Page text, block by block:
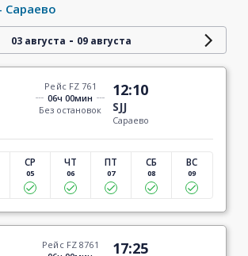
Сараево
03 августа - 09 августа
Рейс FZ 761
06ч 00мин
Без остановок
12:10
SJJ
Сараево
СР
05
ЧТ
06
ПТ
07
СБ
08
ВС
09
Рейс FZ 8761
17:25